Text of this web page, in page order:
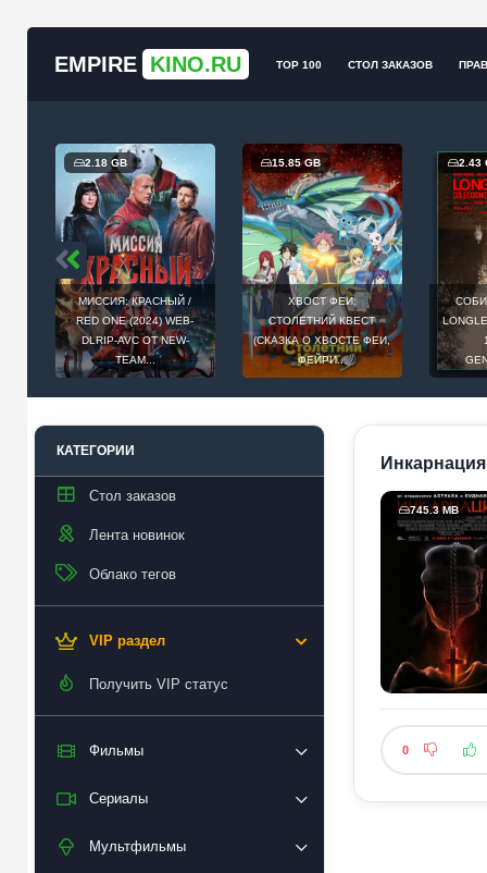
EMPIRE KINO.RU TOP 100 СТОЛ ЗАКАЗОВ
2.18 GB
МИССИЯ: КРАСНЫЙ /
RED ONE (2024) WEB-
DLRIP-AVC ОТ NEW-
TEAM...
15.85 GB
ХВОСТ ФЕИ:
СТОЛЕТНИЙ КВЕСТ
(СКАЗКА О ХВОСТЕ ФЕИ,
ФЕЙРИ...
2.43
КАТЕГОРИИ
Стол заказов
Лента новинок
Облако тегов
VIP раздел
Получить VIP статус
Фильмы
Сериалы
Мультфильмы
745.3 MB
0